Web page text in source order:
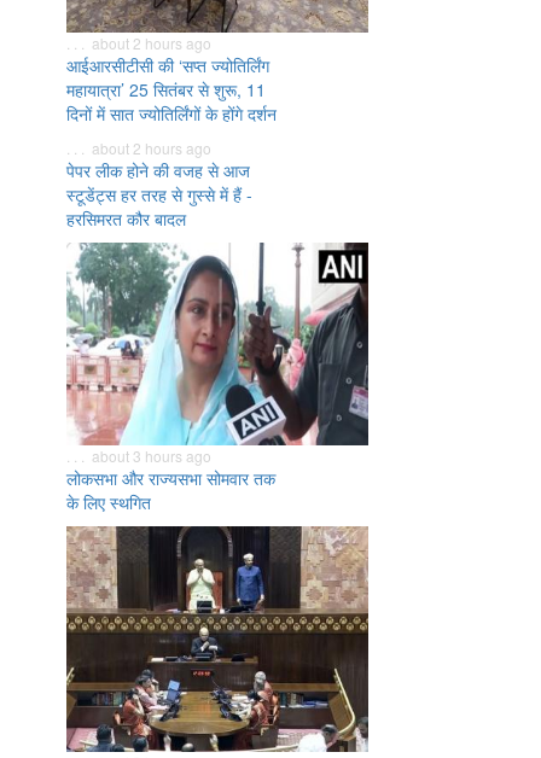
. . . about 2 hours ago
आईआरसीटीसी की ‘सप्त ज्योतिर्लिंग
महायात्रा’ 25 सितंबर से शुरू, 11
दिनों में सात ज्योतिर्लिंगों के होंगे दर्शन
. . . about 2 hours ago
पेपर लीक होने की वजह से आज
स्टूडेंट्स हर तरह से गुस्से में हैं -
हरसिमरत कौर बादल
. . . about 3 hours ago
लोकसभा और राज्यसभा सोमवार तक
के लिए स्थगित